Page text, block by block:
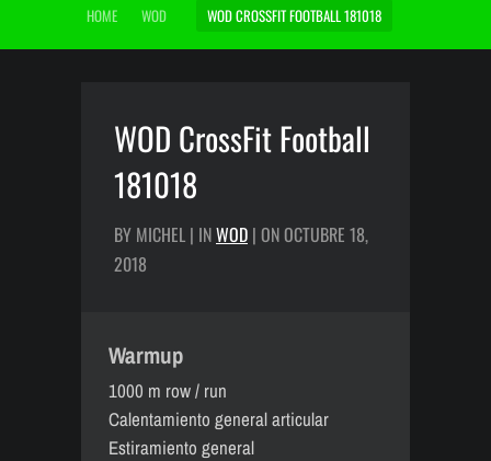
HOME WOD WOD CROSSFIT FOOTBALL 181018
WOD CrossFit Football
181018
BY MICHEL | INWOD | ON OCTUBRE 18,
2018
Warmup
1000 m row / run
Calentamiento general articular
Estiramiento general